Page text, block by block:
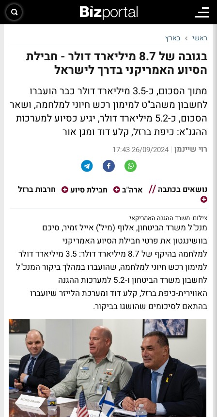
ראשי בארץ
בגובה של 8.7 מיליארד דולר - חבילת
הסיוע האמריקני בדרך לישראל
מתוך הסכום, כ-3.5 מיליארד דולר כבר הועברו
לחשבון משהב"ט למימון רכש חיוני למלחמה, ושאר
הסכום, כ-5.2 מיליארד דולר, יגיע כסיוע למערכות
ההגנ"א: כיפת ברזל, קלע דוד ומגן אור
רוי שיינמן |
26/09/2024 17:43
נושאים בכתבה ארה"ב חבילת סיוע חרבות ברזל
צילום: משרד ההגנה האמריקאי
מנכ"ל משרד הביטחון, אלוף (מיל') אייל זמיר, סיכם
בוושינגטון את פרטי חבילת הסיוע האמריקני
למלחמה בהיקף של 8.7 מיליארד דולר: 3.5 מיליארד דולר
למימון רכש חיוני למלחמה, שהועברו במהלך ביקור המנכ"ל
לחשבון משרד הביטחון ו-5.2 למערכות ההגנה
האווירית-כיפת ברזל, קלע דוד ומערכת הלייזר שיועברו
בהתאם לסיכומים שהושגו בביקור.